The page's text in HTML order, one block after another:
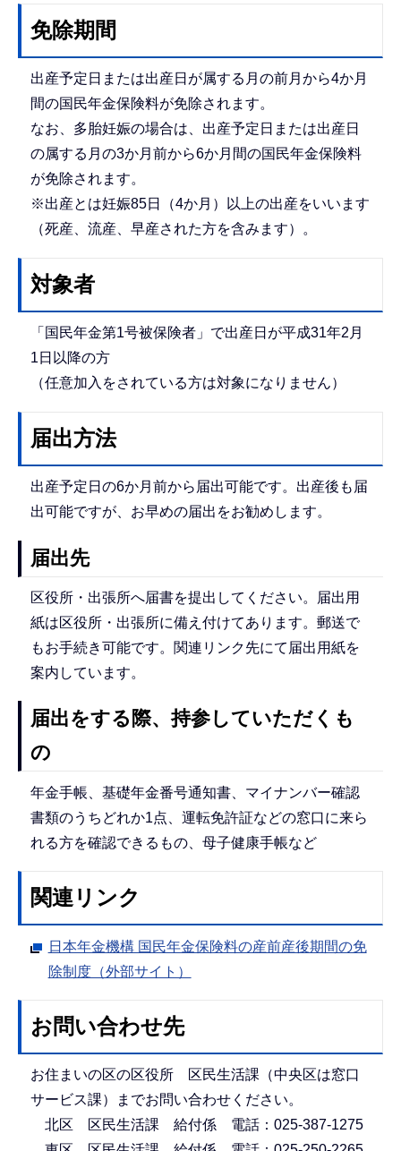
免除期間
出産予定日または出産日が属する月の前月から4か月
間の国民年金保険料が免除されます。
なお、多胎妊娠の場合は、出産予定日または出産日
の属する月の3か月前から6か月間の国民年金保険料
が免除されます。
※出産とは妊娠85日（4か月）以上の出産をいいます
（死産、流産、早産された方を含みます）。
対象者
「国民年金第1号被保険者」で出産日が平成31年2月
1日以降の方
（任意加入をされている方は対象になりません）
届出方法
出産予定日の6か月前から届出可能です。出産後も届
出可能ですが、お早めの届出をお勧めします。
届出先
区役所・出張所へ届書を提出してください。届出用
紙は区役所・出張所に備え付けてあります。郵送で
もお手続き可能です。関連リンク先にて届出用紙を
案内しています。
届出をする際、持参していただくも
の
年金手帳、基礎年金番号通知書、マイナンバー確認
書類のうちどれか1点、運転免許証などの窓口に来ら
れる方を確認できるもの、母子健康手帳など
関連リンク
日本年金機構 国民年金保険料の産前産後期間の免
除制度（外部サイト）
お問い合わせ先
お住まいの区の区役所 区民生活課（中央区は窓口
サービス課）までお問い合わせください。
北区 区民生活課 給付係 電話：025-387-1275